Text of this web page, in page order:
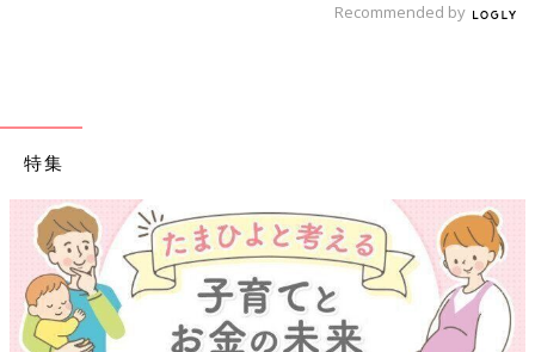
Recommended by
特集